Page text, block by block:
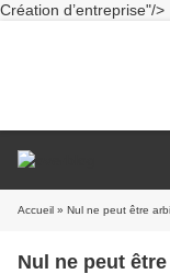
Création d’entreprise"/>
Accueil » Nul ne peut être
Nul ne peut